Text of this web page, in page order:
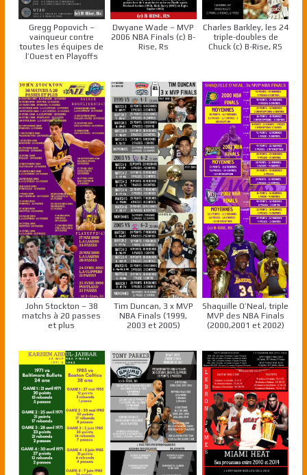
Gregg Popovich –
vainqueur contre
toutes les équipes de
l’Ouest en Playoffs
Dwyane Wade – MVP
2006 NBA Finals (c) B-
Rise, Rs
Charles Barkley, les 24
triple-doubles de
Chuck (c) B-Rise, RS
John Stockton – 38
matchs à 20 passes
et plus
Tim Duncan, 3 x MVP
NBA Finals (1999,
2003 et 2005)
Shaquille O’Neal, triple
MVP des NBA Finals
(2000,2001 et 2002)